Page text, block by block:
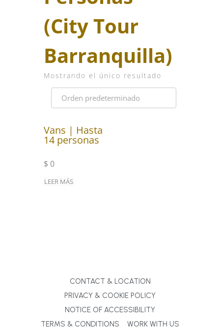
(City Tour
Barranquilla)
Mostrando el único resultado
Vans | Hasta
14 personas
$ 0
LEER MÁS
CONTACT & LOCATION
PRIVACY & COOKIE POLICY
NOTICE OF ACCESSIBILITY
TERMS & CONDITIONS
WORK WITH US